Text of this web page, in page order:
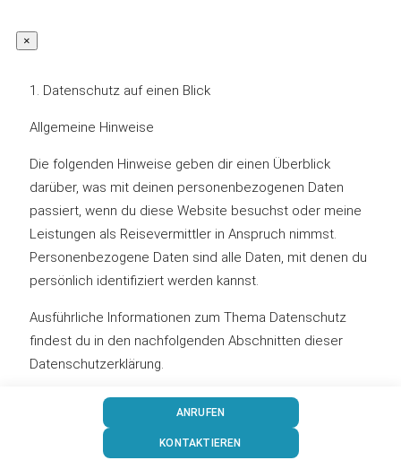
×
1. Datenschutz auf einen Blick
Allgemeine Hinweise
Die folgenden Hinweise geben dir einen Überblick
darüber, was mit deinen personenbezogenen Daten
passiert, wenn du diese Website besuchst oder meine
Leistungen als Reisevermittler in Anspruch nimmst.
Personenbezogene Daten sind alle Daten, mit denen du
persönlich identifiziert werden kannst.
Ausführliche Informationen zum Thema Datenschutz
findest du in den nachfolgenden Abschnitten dieser
Datenschutzerklärung.
Datenerfassung auf dieser Website
Wer ist verantwortlich für die Datenerfassung auf dieser
ANRUFEN
KONTAKTIEREN